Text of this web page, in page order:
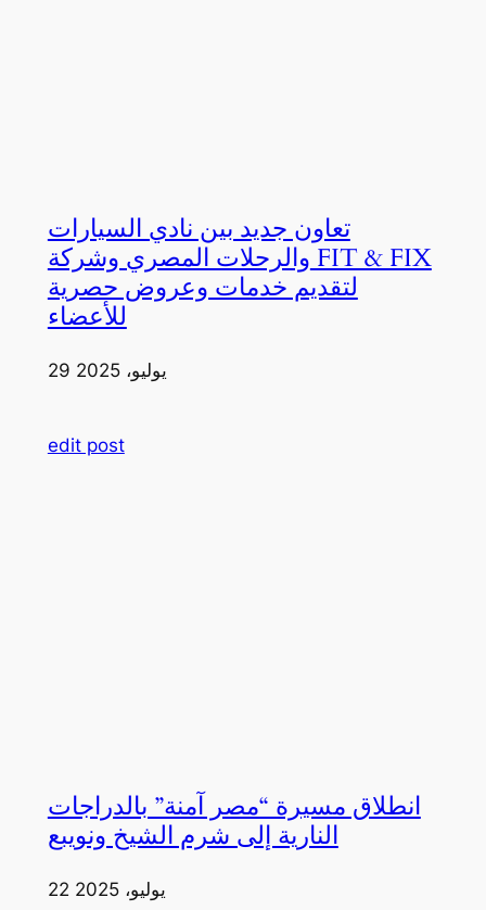
تعاون جديد بين نادي السيارات
والرحلات المصري وشركة FIT & FIX
لتقديم خدمات وعروض حصرية
للأعضاء
29 يوليو، 2025
edit post
انطلاق مسيرة “مصر آمنة” بالدراجات
النارية إلى شرم الشيخ ونويبع
22 يوليو، 2025